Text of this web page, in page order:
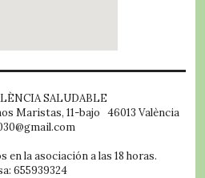
SALUDABLE
Maristas, 11-bajo 46013 València
en la asociación a las 18 horas.
655939324